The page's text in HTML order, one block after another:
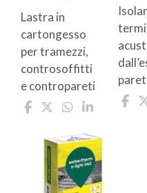
Lastra in
cartongesso
per tramezzi,
controsoffitti
e contropareti